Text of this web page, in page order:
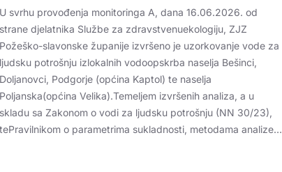
U svrhu provođenja monitoringa A, dana 16.06.2026. od
strane djelatnika Službe za zdravstvenuekologiju, ZJZ
Požeško-slavonske županije izvršeno je uzorkovanje vode za
ljudsku potrošnju izlokalnih vodoopskrba naselja Bešinci,
Doljanovci, Podgorje (općina Kaptol) te naselja
Poljanska(općina Velika).Temeljem izvršenih analiza, a u
skladu sa Zakonom o vodi za ljudsku potrošnju (NN 30/23),
tePravilnikom o parametrima sukladnosti, metodama analize…